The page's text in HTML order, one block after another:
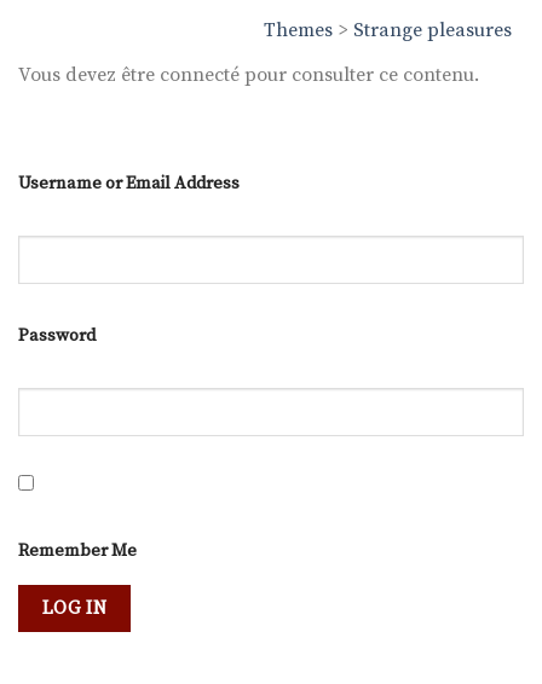
Themes > Strange pleasures
Vous devez être connecté pour consulter ce contenu.
Username or Email Address
Password
Remember Me